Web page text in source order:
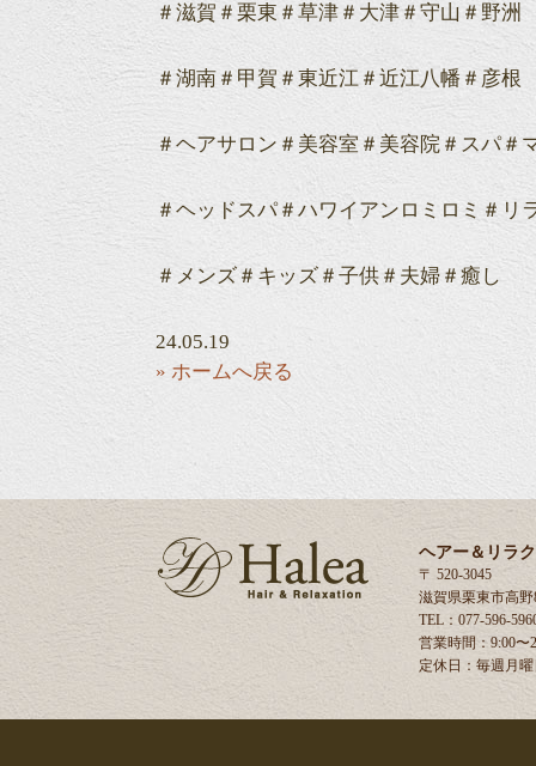
＃滋賀＃栗東＃草津＃大津＃守山＃野洲
＃湖南＃甲賀＃東近江＃近江八幡＃彦根
＃ヘアサロン＃美容室＃美容院＃スパ＃
＃ヘッドスパ＃ハワイアンロミロミ＃リ
＃メンズ＃キッズ＃子供＃夫婦＃癒し
24.05.19
» ホームへ戻る
ヘアー＆リラ
〒 520-3045
滋賀県栗東市高
TEL：077-596-
営業時間：9:00〜
定休日：毎週月